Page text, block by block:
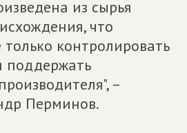
из сырья
что
контролировать
поддержать
–
Перминов.